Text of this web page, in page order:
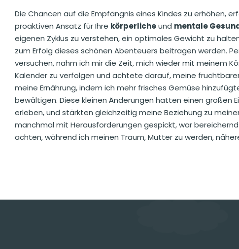
Die Chancen auf die Empfängnis eines Kindes zu erhöhen,
proaktiven Ansatz für Ihre körperlicheund mentale
eigenen Zyklus zu verstehen, ein optimales Gewicht zu
zum Erfolg dieses schönen Abenteuers beitragen werden.
versuchen, nahm ich mir die Zeit, mich wieder mit meinem
Kalender zu verfolgen und achtete darauf, meine
meine Ernährung, indem ich mehr frisches Gemüse
bewältigen. Diese kleinen Änderungen hatten einen großen
erleben, und stärkten gleichzeitig meine Beziehung zu
manchmal mit Herausforderungen gespickt, war
achten, während ich meinen Traum, Mutter zu werden,